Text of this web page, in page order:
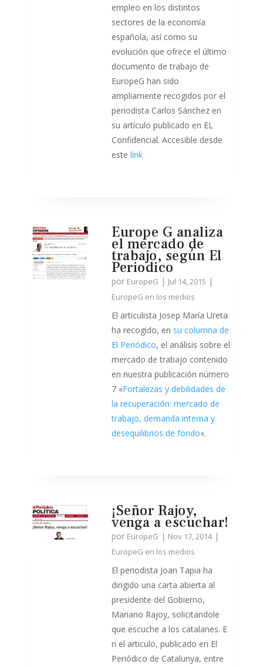
empleo en los distintos
sectores de la economía
española, así como su
evolución que ofrece el último
documento de trabajo de
EuropeG han sido
ampliamente recogidos por el
periodista Carlos Sánchez en
su artículo publicado en EL
Confidencial. Accesible desde
estelink
Europe G analiza
el mercado de
trabajo, según El
Periodico
por EuropeG | Jul 14, 2015 |
EuropeG en los medios
El articulista Josep María Ureta
ha recogido, en su columna de
El Periódico, el análisis sobre el
mercado de trabajo contenido
en nuestra publicación número
7 «Fortalezas y debilidades de
la recuperación: mercado de
trabajo, demanda interna y
desequilibrios de fondo«.
¡Señor Rajoy,
venga a escuchar!
por EuropeG | Nov 17, 2014|
EuropeG en los medios
El periodista Joan Tapia ha
dirigido una carta abierta al
presidente del Gobierno,
Mariano Rajoy, solicitandole
que escuche a los catalanes. E
n el articulo, publicado en El
Periódico de Catalunya, entre